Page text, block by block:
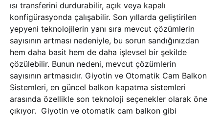
ısı transferini durdurabilir, açık veya kapalı
konfigürasyonda çalışabilir. Son yıllarda geliştirilen
yepyeni teknolojilerin yanı sıra mevcut çözümlerin
sayısının artması nedeniyle, bu sorun sandığınızdan
hem daha basit hem de daha işlevsel bir şekilde
çözülebilir. Bunun nedeni, mevcut çözümlerin
sayısının artmasıdır. Giyotin ve Otomatik Cam Balkon
Sistemleri, en güncel balkon kapatma sistemleri
arasında özellikle son teknoloji seçenekler olarak öne
çıkıyor. Giyotin ve otomatik cam balkon gibi